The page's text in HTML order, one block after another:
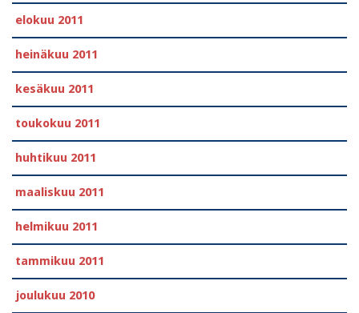
elokuu 2011
heinäkuu 2011
kesäkuu 2011
toukokuu 2011
huhtikuu 2011
maaliskuu 2011
helmikuu 2011
tammikuu 2011
joulukuu 2010